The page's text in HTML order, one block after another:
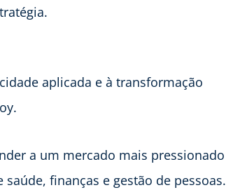
aplicada e à transformação
a um mercado mais pressionado
finanças e gestão de pessoas.